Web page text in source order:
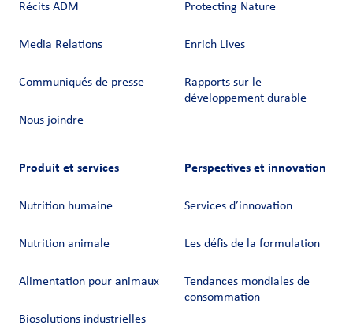
Récits ADM
Media Relations
Communiqués de presse
Nous joindre
Protecting Nature
Enrich Lives
Rapports sur le
développement durable
Produit et services
Nutrition humaine
Nutrition animale
Alimentation pour animaux
Biosolutions industrielles
Perspectives et innovation
Services d’innovation
Les défis de la formulation
Tendances mondiales de
consommation